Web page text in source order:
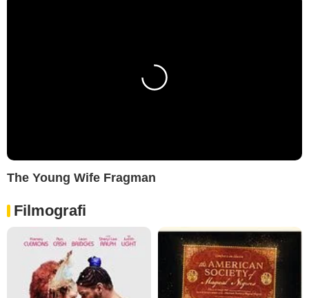
The Young Wife Fragman
Filmografi